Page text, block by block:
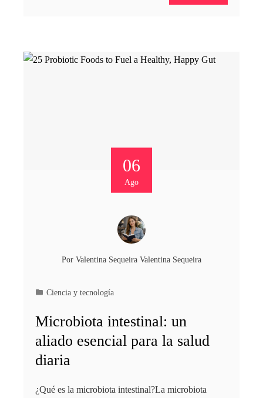
06
Ago
Por Valentina Sequeira Valentina Sequeira
Ciencia y tecnología
Microbiota intestinal: un
aliado esencial para la salud
diaria
¿Qué es la microbiota intestinal?La microbiota